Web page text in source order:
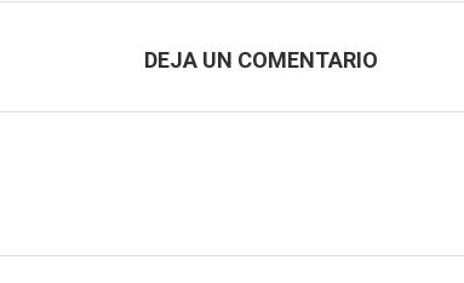
DEJA UN COMENTARIO